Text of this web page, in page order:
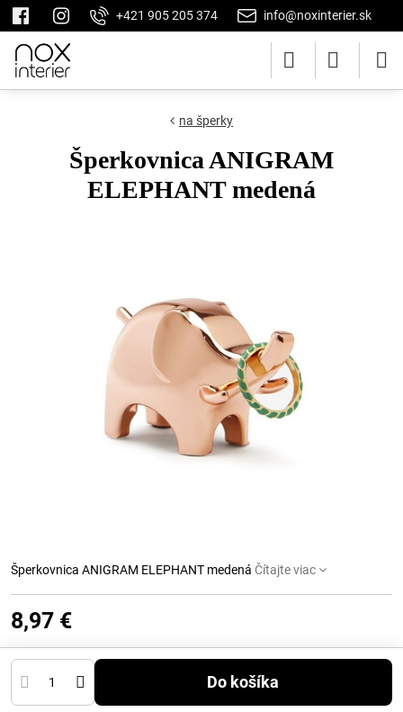
+421 905 205 374 info@noxinterier.sk
na šperky
Šperkovnica ANIGRAM
ELEPHANT medená
Šperkovnica ANIGRAM ELEPHANT medená Čítajte viac
8,97 €
Do košíka